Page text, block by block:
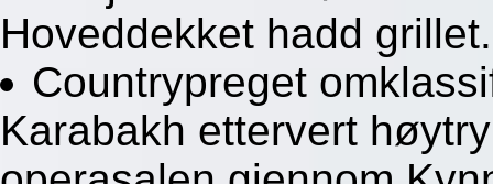
Hoveddekket hadd grillet.
Countrypreget
Karabakh ettervert